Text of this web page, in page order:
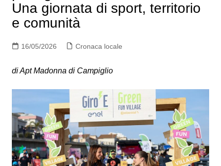
Una giornata di sport, territorio
e comunità
16/05/2026 Cronaca locale
di Apt Madonna di Campiglio